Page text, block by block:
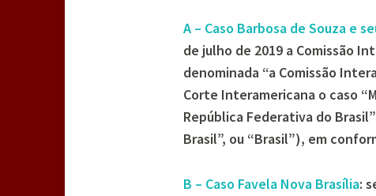
A – Caso Barbosa de Souza e
de julho de 2019 a Comissão
denominada “a Comissão
Corte Interamericana o caso
República Federativa do
Brasil”, ou “Brasil”), em
B – Caso Favela Nova Brasília: